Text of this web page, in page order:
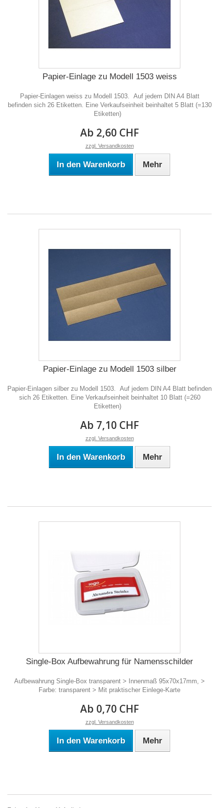
Papier-Einlage zu Modell 1503 weiss
Papier-Einlagen weiss zu Modell 1503. Auf jedem DIN A4 Blatt
befinden sich 26 Etiketten. Eine Verkaufseinheit beinhaltet 5 Blatt (=130
Etiketten)
Ab 2,60 CHF
zzgl. Versandkosten
In den Warenkorb Mehr
Papier-Einlage zu Modell 1503 silber
Papier-Einlagen silber zu Modell 1503. Auf jedem DIN A4 Blatt befinden
sich 26 Etiketten. Eine Verkaufseinheit beinhaltet 10 Blatt (=260
Etiketten)
Ab 7,10 CHF
zzgl. Versandkosten
In den Warenkorb Mehr
Single-Box Aufbewahrung für Namensschilder
Aufbewahrung Single-Box transparent > Innenmaß 95x70x17mm, >
Farbe: transparent > Mit praktischer Einlege-Karte
Ab 0,70 CHF
zzgl. Versandkosten
In den Warenkorb Mehr